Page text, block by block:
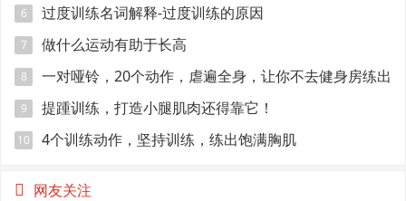
6 过度训练名词解释-过度训练的原因
7 做什么运动有助于长高
8
一对哑铃，20个动作，虐遍全身，让你不去健身房练出
魔鬼好身材
9 提踵训练，打造小腿肌肉还得靠它！
10 4个训练动作，坚持训练，练出饱满胸肌
网友关注